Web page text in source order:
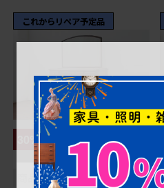
これからリペア予定品
30%OFF
¥90,090 (税込)
商品番号 R-078186